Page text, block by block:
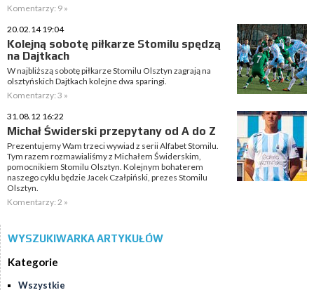
Komentarzy: 9 »
20.02.14 19:04
Kolejną sobotę piłkarze Stomilu spędzą
na Dajtkach
W najbliższą sobotę piłkarze Stomilu Olsztyn zagrają na
olsztyńskich Dajtkach kolejne dwa sparingi.
Komentarzy: 3 »
31.08.12 16:22
Michał Świderski przepytany od A do Z
Prezentujemy Wam trzeci wywiad z serii Alfabet Stomilu.
Tym razem rozmawialiśmy z Michałem Świderskim,
pomocnikiem Stomilu Olsztyn. Kolejnym bohaterem
naszego cyklu będzie Jacek Czałpiński, prezes Stomilu
Olsztyn.
Komentarzy: 2 »
WYSZUKIWARKA ARTYKUŁÓW
Kategorie
Wszystkie